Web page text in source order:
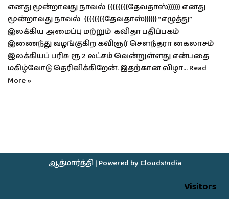
எனது மூன்றாவது நாவல் {{{{{{{{தேவதாஸ்}}}}}} எனது
மூன்றாவது நாவல் {{{{{{{{தேவதாஸ்}}}}}} “எழுத்து”
இலக்கிய அமைப்பு மற்றும் கவிதா பதிப்பகம்
இணைந்து வழங்குகிற கவிஞர் சௌந்தரா கைலாசம்
இலக்கியப் பரிசு ரூ 2 லட்சம் வென்றுள்ளது என்பதை
மகிழ்வோடு தெரிவிக்கிறேன். இதற்கான விழா…Read
More »
ஆத்மார்த்தி | Powered by CloudsIndia
Visitors